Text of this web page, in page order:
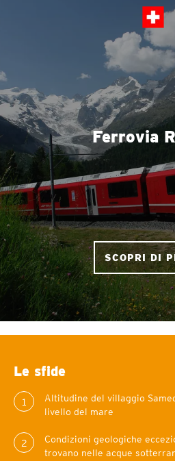
Ferrovia
SCOPRI DI
Le sfide
1
Altitudine del villaggio
livello del mare
2
Condizioni geologiche
trovano nelle acque